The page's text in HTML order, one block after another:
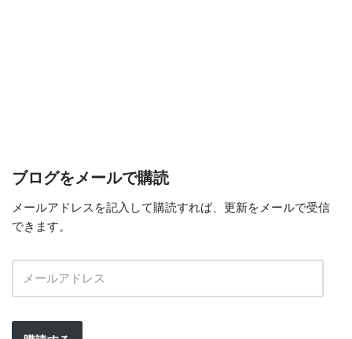
ブログをメールで購読
メールアドレスを記入して購読すれば、更新をメールで受信
できます。